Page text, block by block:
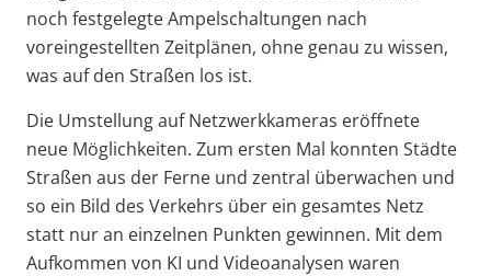
noch festgelegte Ampelschaltungen nach
voreingestellten Zeitplänen, ohne genau zu wissen,
was auf den Straßen los ist.
Die Umstellung auf Netzwerkkameras eröffnete
neue Möglichkeiten. Zum ersten Mal konnten Städte
Straßen aus der Ferne und zentral überwachen und
so ein Bild des Verkehrs über ein gesamtes Netz
statt nur an einzelnen Punkten gewinnen. Mit dem
Aufkommen von KI und Videoanalysen waren